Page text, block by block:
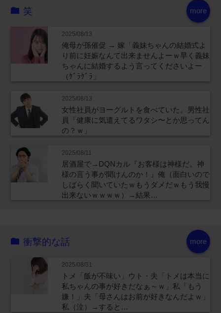
more
笑
2025/08/13
俺母が孫催促 → 嫁「義妹ちゃんの結婚式よ
り前に妊娠なんて出来ませんよーｗ早く義妹
ちゃんに結婚するよう言ってくださいよー
（ｹﾞﾗｹﾞﾗ」
2025/08/13
女性社員がヨーグルトを食べていた。男性社
員「健康に気遣えてるワタシ〜とか思ってん
の？ｗ」
2025/08/11
居酒屋で→DQNカル『お客様は神様だ。神
様の言う事が聞けんのか！』俺（面白いので
しばらく聞いていたｗもうダメだｗもう我慢
出来ないｗｗｗｗ）→結果…
more
衝撃的な話
2025/08/31
トメ「飯が不味い」ウト・夫「トメは本当に
私ちゃんの事が好きだなぁ～ｗ」私「もう
嫌！」夫「母さんはお前が好きなんだよｗ」
私（泣）→すると…